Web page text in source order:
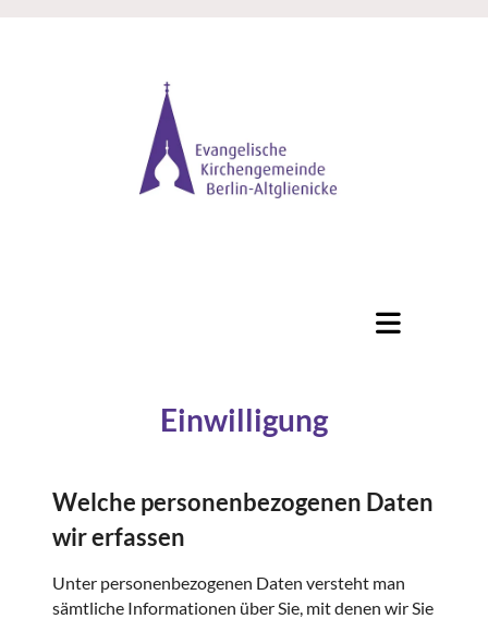
Einwilligung
Welche personenbezogenen Daten
wir erfassen
Unter personenbezogenen Daten versteht man
sämtliche Informationen über Sie, mit denen wir Sie